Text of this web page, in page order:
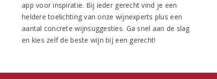
app voor inspiratie. Bij ieder gerecht vind je een
heldere toelichting van onze wijnexperts plus een
aantal concrete wijnsuggesties. Ga snel aan de slag
en kies zelf de beste wijn bij een gerecht!